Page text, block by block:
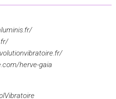
herve-gaia